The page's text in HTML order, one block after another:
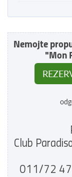
Nemojte
"Mon
Club
011/72